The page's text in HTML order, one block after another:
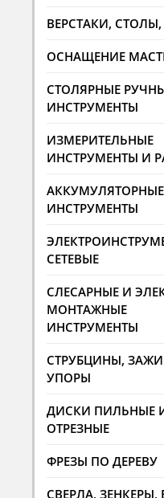
ВЕРСТАКИ,
ОСНАЩЕНИЕ
СТОЛЯРНЫЕ
ИНСТРУМЕНТЫ
ИЗМЕРИТЕЛЬНЫЕ
ИНСТРУМЕНТЫ И
АККУМУЛЯТОРНЫЕ
ИНСТРУМЕНТЫ
СЕТЕВЫЕ
СЛЕСАРНЫЕ И
МОНТАЖНЫЕ
ИНСТРУМЕНТЫ
СТРУБЦИНЫ,
УПОРЫ
ДИСКИ ПИЛЬНЫЕ
ОТРЕЗНЫЕ
ФРЕЗЫ ПО ДЕРЕВУ
СВЕРЛА, ЗЕНКЕРЫ,